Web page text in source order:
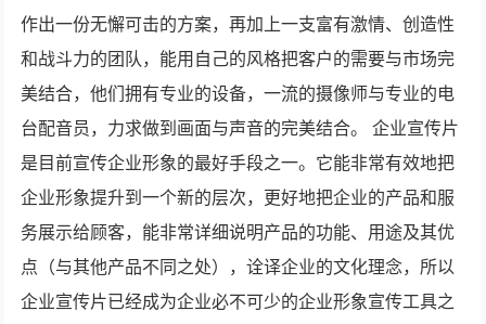
作出一份无懈可击的方案，再加上一支富有激情、创造性
和战斗力的团队，能用自己的风格把客户的需要与市场完
美结合，他们拥有专业的设备，一流的摄像师与专业的电
台配音员，力求做到画面与声音的完美结合。 企业宣传片
是目前宣传企业形象的最好手段之一。它能非常有效地把
企业形象提升到一个新的层次，更好地把企业的产品和服
务展示给顾客，能非常详细说明产品的功能、用途及其优
点（与其他产品不同之处），诠译企业的文化理念，所以
企业宣传片已经成为企业必不可少的企业形象宣传工具之